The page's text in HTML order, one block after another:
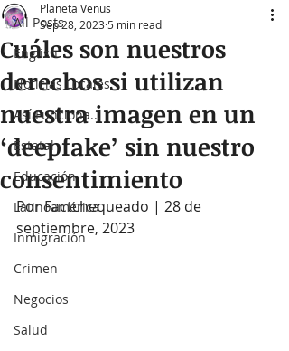
All Posts
English
Noticias Locales
Así Funciona...
Estatal
Educación
Latinoamérica
Inmigración
Crimen
Negocios
Salud
Cuáles son nuestros
derechos si utilizan
nuestra imagen en un
‘deepfake’ sin nuestro
consentimiento
Planeta Venus
Sep 28, 2023 5 min read
Por Factchequeado | 28 de
septiembre, 2023